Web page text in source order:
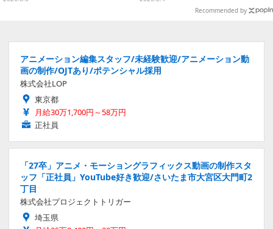
Recommended by
アニメーション編集スタッフ/未経験歓迎/アニメーション動
画の制作/OJTあり/ポテンシャル採用
株式会社LOP
東京都
月給30万1,700円～58万円
正社員
「27卒」アニメ・モーショングラフィックス動画の制作スタ
ッフ「正社員」YouTube好き歓迎/さいたま市大宮区大門町2
丁目
株式会社プロジェクトトリガー
埼玉県